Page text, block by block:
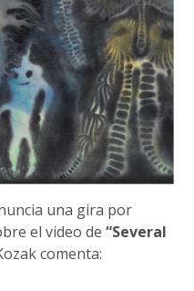
una gira por
el video de“Several
comenta: